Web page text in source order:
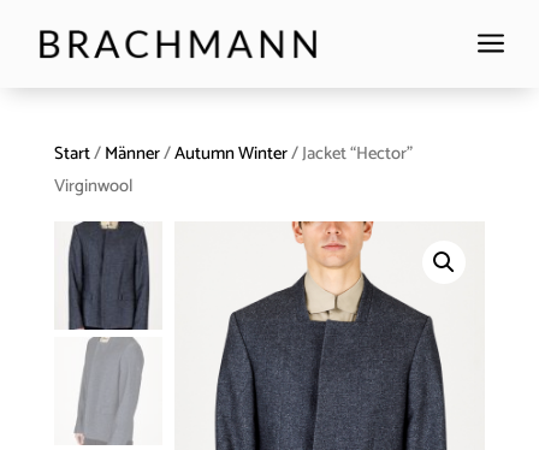
a
Start/Männer/Autumn Winter/ Jacket “Hector”
Virginwool